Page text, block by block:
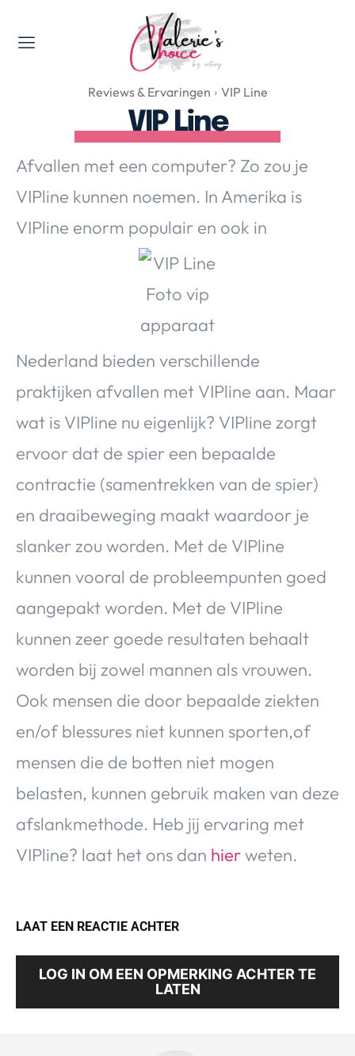
Valerie's Topics
Travel & Culture
Food & Drinks
Lifestyle, Sport & Duurzaamheid
Gadgets & Tech
Top 5 van Valerie
Health & Beauty
Huis & Tuin
Nieuws & Media
Over Valerie
Over Valerie
De Top 5
VALERIE'S CHOICE
Food & Drinks Health & Beauty Gadgets
Huis & Tuin
Reviews & Ervaringen VIP Line
VIP Line
Afvallen met een computer? Zo zou je
VIPline kunnen noemen. In Amerika is
VIPline enorm populair en ook in
Nederland bieden verschillende
praktijken afvallen met VIPline aan. Maar
wat is VIPline nu eigenlijk? VIPline zorgt
ervoor dat de spier een bepaalde
contractie (samentrekken van de spier)
en draaibeweging maakt waardoor je
slanker zou worden. Met de VIPline
kunnen vooral de probleempunten goed
aangepakt worden. Met de VIPline
kunnen zeer goede resultaten behaalt
worden bij zowel mannen als vrouwen.
Ook mensen die door bepaalde ziekten
en/of blessures niet kunnen sporten,of
mensen die de botten niet mogen
belasten, kunnen gebruik maken van deze
afslankmethode. Heb jij ervaring met
VIPline? laat het ons dan hierweten.
LAAT EEN REACTIE ACHTER
LOG IN OM EEN OPMERKING ACHTER TE
LATEN